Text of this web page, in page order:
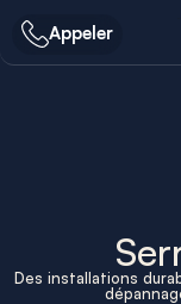
Appeler
Des installations